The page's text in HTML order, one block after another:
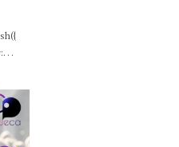
…